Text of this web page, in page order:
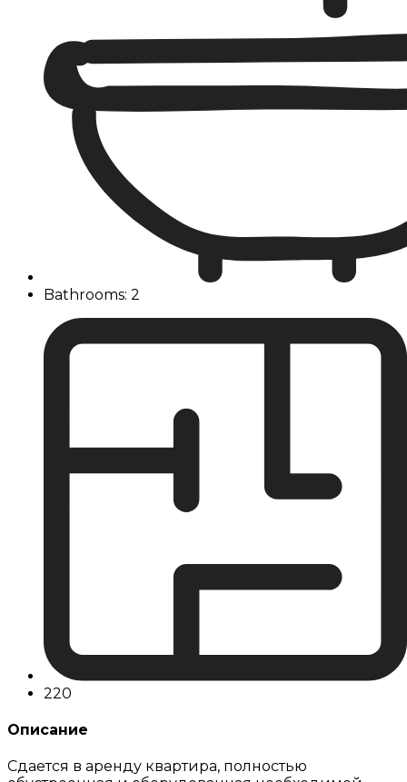
Bathrooms: 2
220
Описание
Сдается в аренду квартира, полностью